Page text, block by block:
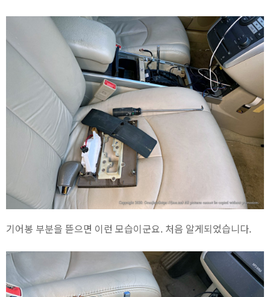
기어봉 부분을 뜯으면 이런 모습이군요. 처음 알게되었습니다.